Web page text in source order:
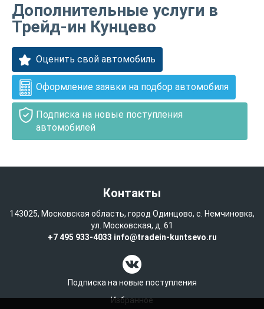
Дополнительные услуги в
Трейд-ин Кунцево
Оценить свой автомобиль
Оформление заявки на подбор автомобиля
Подписка на новые поступления
автомобилей
Контакты
143025, Московская область, город Одинцово, с. Немчиновка,
ул. Московская, д. 61
+7 495 933-4033 info@tradein-kuntsevo.ru
Подписка на новые поступления
Избранное